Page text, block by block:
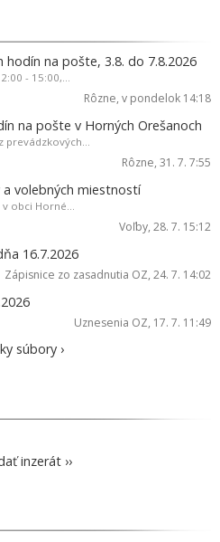
hodín na pošte, 3.8. do 7.8.2026
- 15:00,...
Rôzne, v pondelok 14:18
na pošte v Horných Orešanoch
prevádzkových...
Rôzne, 31. 7. 7:55
a volebných miestností
obci Horné...
Voľby, 28. 7. 15:12
16.7.2026
Zápisnice zo zasadnutia OZ, 24. 7. 14:02
Uznesenia OZ, 17. 7. 11:49
súbory ›
inzerát ››